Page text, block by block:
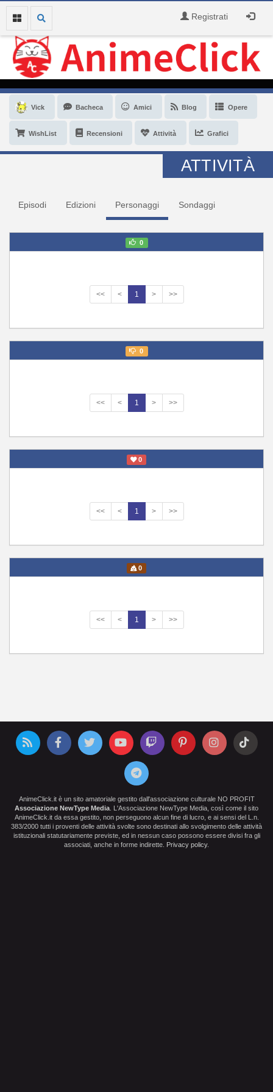
Registrati
Vick Bacheca Amici Blog Opere
WishList Recensioni Attività Grafici
ATTIVITÀ
Episodi Edizioni Personaggi Sondaggi
0
<< < 1 > >>
0
<< < 1 > >>
0
<< < 1 > >>
0
<< < 1 > >>
AnimeClick.it è un sito amatoriale gestito dall'associazione culturale NO PROFIT
Associazione NewType Media . L'Associazione NewType Media, così come il sito
AnimeClick.it da essa gestito, non perseguono alcun fine di lucro, e ai sensi del L.n.
383/2000 tutti i proventi delle attività svolte sono destinati allo svolgimento delle attività
istituzionali statutariamente previste, ed in nessun caso possono essere divisi fra gli
associati, anche in forme indirette. Privacy policy.